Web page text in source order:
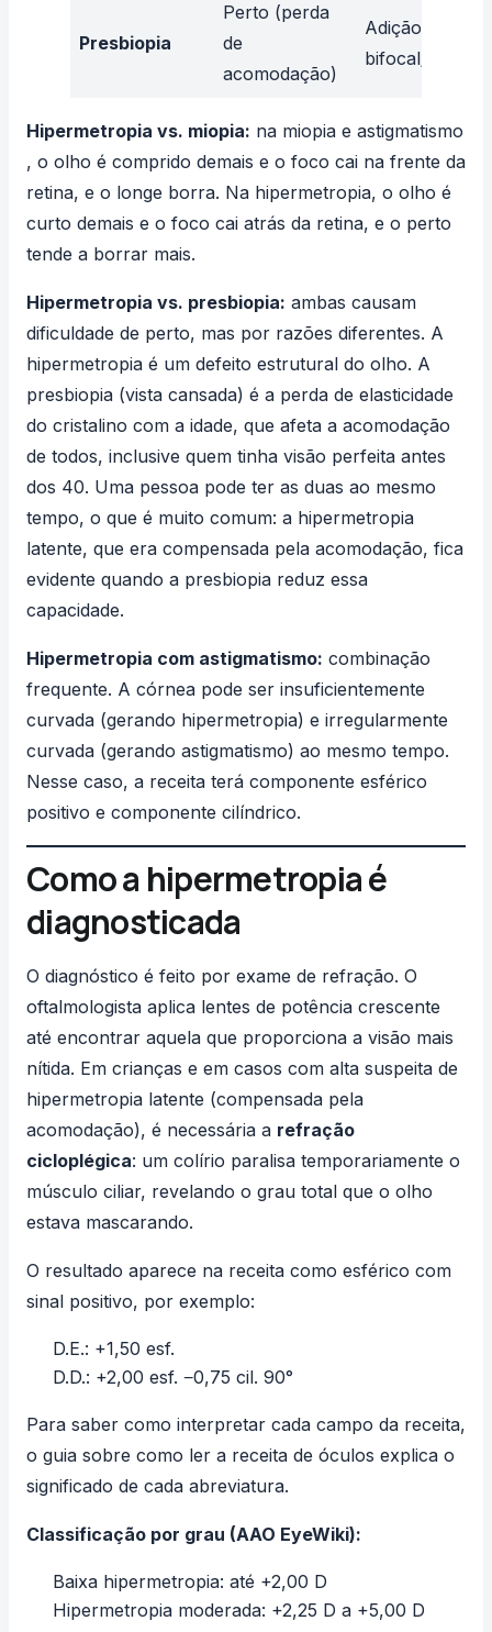
Presbiopia
Perto (perda
de
acomodação)
Adição (+) em
bifocal/
Hipermetropia vs. miopia: na miopia e astigmatismo
, o olho é comprido demais e o foco cai na frente da
retina, e o longe borra. Na hipermetropia, o olho é
curto demais e o foco cai atrás da retina, e o perto
tende a borrar mais.
Hipermetropia vs. presbiopia: ambas causam
dificuldade de perto, mas por razões diferentes. A
hipermetropia é um defeito estrutural do olho. A
presbiopia (vista cansada) é a perda de elasticidade
do cristalino com a idade, que afeta a acomodação
de todos, inclusive quem tinha visão perfeita antes
dos 40. Uma pessoa pode ter as duas ao mesmo
tempo, o que é muito comum: a hipermetropia
latente, que era compensada pela acomodação, fica
evidente quando a presbiopia reduz essa
capacidade.
Hipermetropia com astigmatismo: combinação
frequente. A córnea pode ser insuficientemente
curvada (gerando hipermetropia) e irregularmente
curvada (gerando astigmatismo) ao mesmo tempo.
Nesse caso, a receita terá componente esférico
positivo e componente cilíndrico.
Como a hipermetropia é
diagnosticada
O diagnóstico é feito por exame de refração. O
oftalmologista aplica lentes de potência crescente
até encontrar aquela que proporciona a visão mais
nítida. Em crianças e em casos com alta suspeita de
hipermetropia latente (compensada pela
acomodação), é necessária a refração
cicloplégica: um colírio paralisa temporariamente o
músculo ciliar, revelando o grau total que o olho
estava mascarando.
O resultado aparece na receita como esférico com
sinal positivo, por exemplo:
D.E.: +1,50 esf.
D.D.: +2,00 esf. −0,75 cil. 90°
Para saber como interpretar cada campo da receita,
o guia sobre como ler a receita de óculos explica o
significado de cada abreviatura.
Classificação por grau (AAO EyeWiki):
Baixa hipermetropia: até +2,00 D
Hipermetropia moderada: +2,25 D a +5,00 D